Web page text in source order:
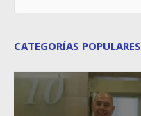
CATEGORÍAS POPULARES